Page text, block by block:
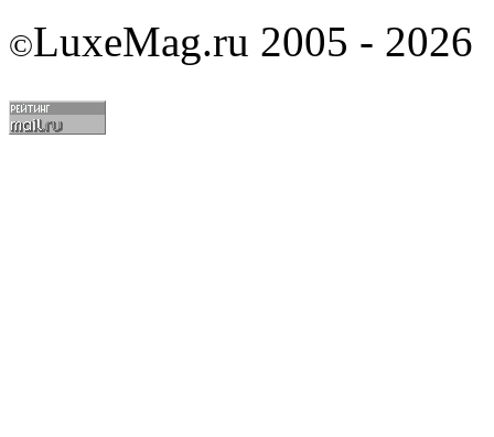
©LuxeMag.ru 2005 - 2026